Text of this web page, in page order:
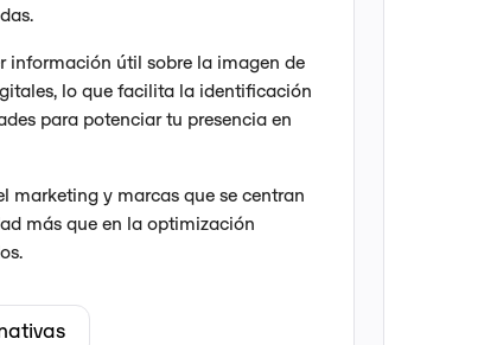
información útil sobre la imagen de
lo que facilita la identificación
para potenciar tu presencia en
marketing y marcas que se centran
más que en la optimización